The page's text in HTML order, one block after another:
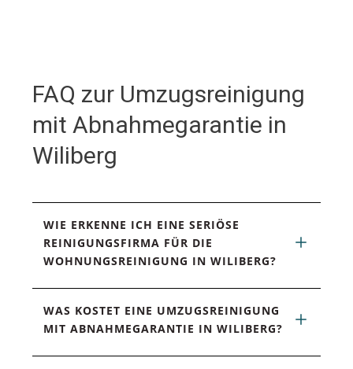
FAQ zur Umzugsreinigung
mit Abnahmegarantie in
Wiliberg
WIE ERKENNE ICH EINE SERIÖSE
REINIGUNGSFIRMA FÜR DIE
WOHNUNGSREINIGUNG IN WILIBERG?
WAS KOSTET EINE UMZUGSREINIGUNG
MIT ABNAHMEGARANTIE IN WILIBERG?